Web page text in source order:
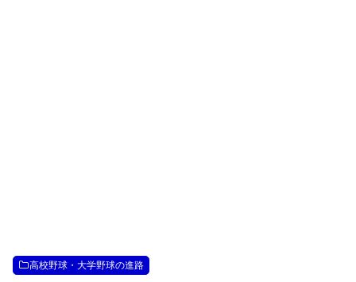
高校野球・大学野球の進路